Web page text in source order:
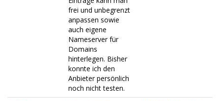
frei und unbegrenzt
anpassen sowie
auch eigene
Nameserver für
Domains
hinterlegen. Bisher
konnte ich den
Anbieter persönlich
noch nicht testen.